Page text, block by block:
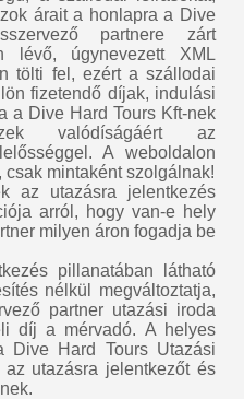
árait a honlapra a Dive
partnere zárt
lévő, úgynevezett XML
tölti fel, ezért a szállodai
fizetendő díjak, indulási
a Dive Hard Tours Kft-nek
valódíságáért az
A weboldalon
mintaként szolgálnak!
az utazásra jelentkezés
arról, hogy van-e hely
milyen áron fogadja be
pillanatában látható
nélkül megváltoztatja,
partner utazási iroda
díj a mérvadó. A helyes
Dive Hard Tours Utazási
az utazásra jelentkezőt és